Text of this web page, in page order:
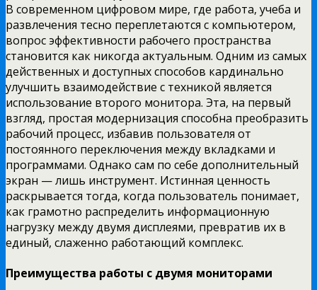
В современном цифровом мире, где работа, учеба и
развлечения тесно переплетаются с компьютером,
вопрос эффективности рабочего пространства
становится как никогда актуальным. Одним из самых
действенных и доступных способов кардинально
улучшить взаимодействие с техникой является
использование второго монитора. Эта, на первый
взгляд, простая модернизация способна преобразить
рабочий процесс, избавив пользователя от
постоянного переключения между вкладками и
программами. Однако сам по себе дополнительный
экран — лишь инструмент. Истинная ценность
раскрывается тогда, когда пользователь понимает,
как грамотно распределить информационную
нагрузку между двумя дисплеями, превратив их в
единый, слаженно работающий комплекс.
Преимущества работы с двумя мониторами